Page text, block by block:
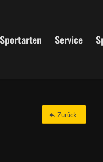
Sportarten Service
Zurück